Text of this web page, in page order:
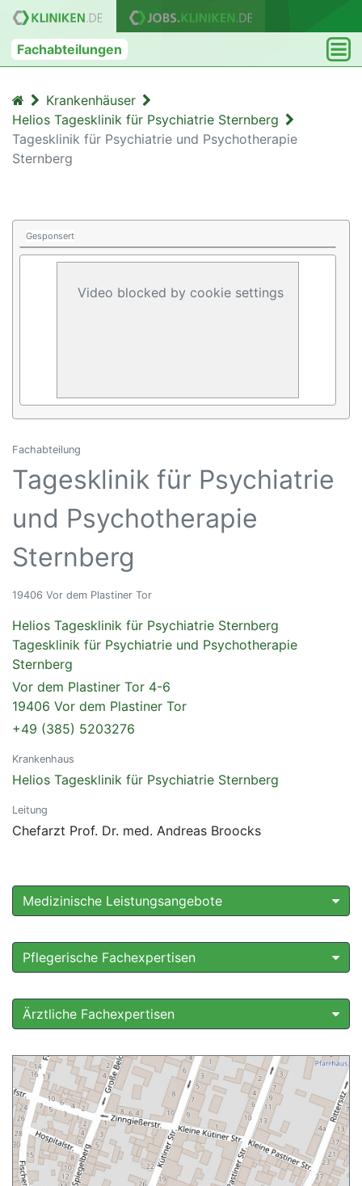
Fachabteilungen
Krankenhäuser
Helios Tagesklinik für Psychiatrie Sternberg
Tagesklinik für Psychiatrie und Psychotherapie
Sternberg
Gesponsert
Video blocked by cookie settings
Fachabteilung
Tagesklinik für Psychiatrie
und Psychotherapie
Sternberg
19406 Vor dem Plastiner Tor
Helios Tagesklinik für Psychiatrie Sternberg
Tagesklinik für Psychiatrie und Psychotherapie
Sternberg
Vor dem Plastiner Tor 4-6
19406 Vor dem Plastiner Tor
+49 (385) 5203276
Krankenhaus
Helios Tagesklinik für Psychiatrie Sternberg
Leitung
Chefarzt Prof. Dr. med. Andreas Broocks
Medizinische Leistungsangebote
Pflegerische Fachexpertisen
Ärztliche Fachexpertisen